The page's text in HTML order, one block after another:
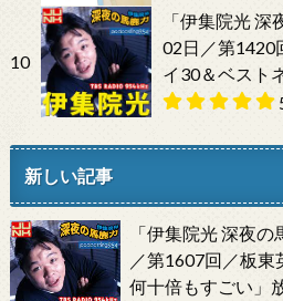
10
「伊集院光
02日／第1420
イ30＆ベスト
新しい記事
「伊集院光 深夜
／第1607回／板
何十倍もすごい」